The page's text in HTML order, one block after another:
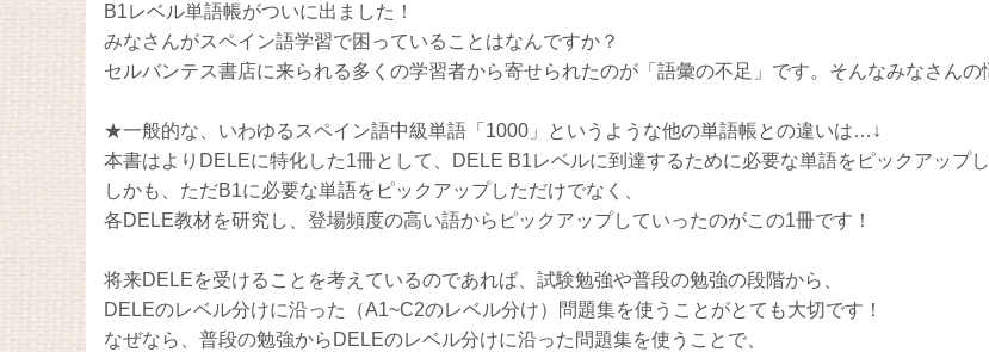
B1レベル単語帳がついに出ました！
みなさんがスペイン語学習で困っていることはなんですか？
セルバンテス書店に来られる多くの学習者から寄せられたのが「語彙の不足」です。そんなみなさんの
★一般的な、いわゆるスペイン語中級単語「1000」というような他の単語帳との違いは…↓
本書はよりDELEに特化した1冊として、DELE B1レベルに到達するために必要な単語をピックアップし
しかも、ただB1に必要な単語をピックアップしただけでなく、
各DELE教材を研究し、登場頻度の高い語からピックアップしていったのがこの1冊です！
将来DELEを受けることを考えているのであれば、試験勉強や普段の勉強の段階から、
DELEのレベル分けに沿った（A1~C2のレベル分け）問題集を使うことがとても大切です！
なぜなら、普段の勉強からDELEのレベル分けに沿った問題集を使うことで、